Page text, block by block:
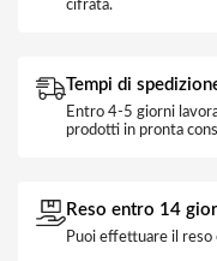
cifrata.
Tempi di
Entro 4-5 giorni
prodotti in pronta
Reso entro 14
Puoi effettuare il